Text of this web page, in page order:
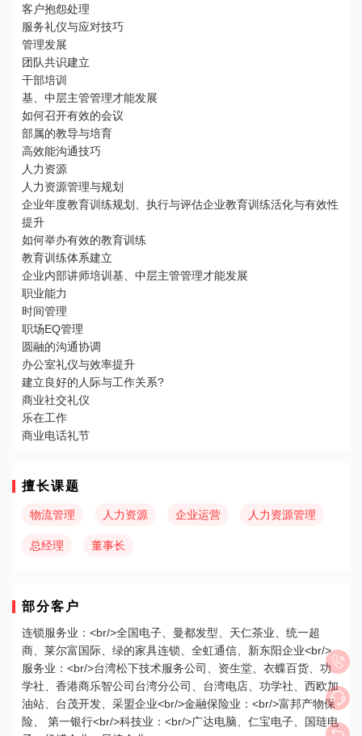
客户抱怨处理
服务礼仪与应对技巧
管理发展
团队共识建立
干部培训
基、中层主管管理才能发展
如何召开有效的会议
部属的教导与培育
高效能沟通技巧
人力资源
人力资源管理与规划
企业年度教育训练规划、执行与评估企业教育训练活化与有效性
提升
如何举办有效的教育训练
教育训练体系建立
企业内部讲师培训基、中层主管管理才能发展
职业能力
时间管理
职场EQ管理
圆融的沟通协调
办公室礼仪与效率提升
建立良好的人际与工作关系?
商业社交礼仪
乐在工作
商业电话礼节
擅长课题
物流管理 人力资源 企业运营 人力资源管理
总经理 董事长
部分客户
连锁服务业：<br/>全国电子、曼都发型、天仁茶业、统一超
商、莱尔富国际、绿的家具连锁、全虹通信、新东阳企业<br/>
服务业：<br/>台湾松下技术服务公司、资生堂、衣蝶百货、功
学社、香港商乐智公司台湾分公司、台湾电店、功学社、西欧加
油站、台茂开发、采盟企业<br/>金融保险业：<br/>富邦产物保
险、 第一银行<br/>科技业：<br/>广达电脑、仁宝电子、国琏电

